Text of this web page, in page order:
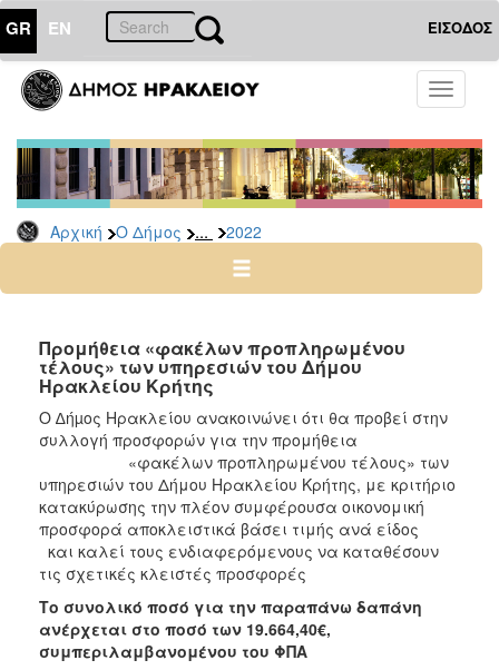
GR EN ΕΙΣΟΔΟΣ
Toggle
Αρχική Ο Δήμος ... 2022
ΔΗΜΟΣ
Διακηρύξεις
-
Δημοπρασίες
Αρχείο
2025
2023
2022
2021
2019
2018
2017
2015
2013
Προμήθεια «φακέλων προπληρωμένου
τέλους» των υπηρεσιών του Δήμου
Ηρακλείου Κρήτης
Ο ∆ήµος Ηρακλείου ανακοινώνει ότι θα προβεί στην
συλλογή προσφορών για την προμήθεια
«φακέλων προπληρωμένου τέλους» των
υπηρεσιών του Δήμου Ηρακλείου Κρήτης, με κριτήριο
κατακύρωσης την πλέον συμφέρουσα οικονομική
προσφορά αποκλειστικά βάσει τιμής ανά είδος
και καλεί τους ενδιαφερόμενους να καταθέσουν
τις σχετικές κλειστές προσφορές
Το συνολικό ποσό για την παραπάνω δαπάνη
ανέρχεται στο ποσό των 19.664,40€,
συμπεριλαμβανομένου του ΦΠΑ